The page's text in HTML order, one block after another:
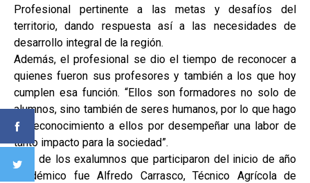
Profesional pertinente a las metas y desafíos del
territorio, dando respuesta así a las necesidades de
desarrollo integral de la región.
Además, el profesional se dio el tiempo de reconocer a
quienes fueron sus profesores y también a los que hoy
cumplen esa función. “Ellos son formadores no solo de
alumnos, sino también de seres humanos, por lo que hago
un reconocimiento a ellos por desempeñar una labor de
tanto impacto para la sociedad”.
Otro de los exalumnos que participaron del inicio de año
académico fue Alfredo Carrasco, Técnico Agrícola de